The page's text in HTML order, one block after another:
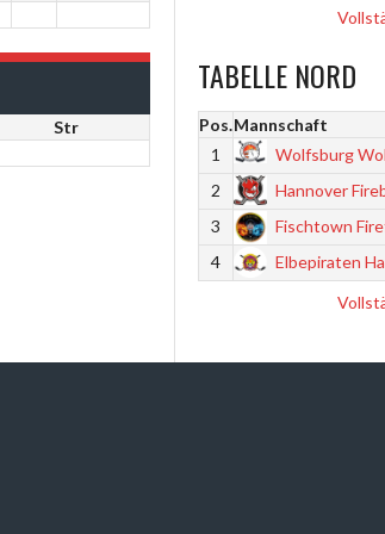
Str
TABELLE NORD
Pos.Mannschaft
1
Wolfsburg
2
Hannover
3
Fischtown
4
Elbepiraten